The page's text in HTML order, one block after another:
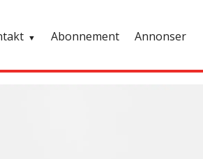
Abonnement Annonser